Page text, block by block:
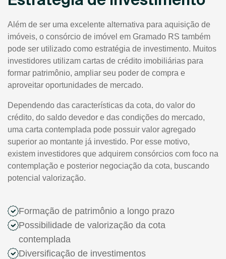
Além de ser uma excelente alternativa para aquisição de
imóveis, o consórcio de imóvel em Gramado RS também
pode ser utilizado como estratégia de investimento. Muitos
investidores utilizam cartas de crédito imobiliárias para
formar patrimônio, ampliar seu poder de compra e
aproveitar oportunidades de mercado.
Dependendo das características da cota, do valor do
crédito, do saldo devedor e das condições do mercado,
uma carta contemplada pode possuir valor agregado
superior ao montante já investido. Por esse motivo,
existem investidores que adquirem consórcios com foco na
contemplação e posterior negociação da cota, buscando
potencial valorização.
Formação de patrimônio a longo prazo
Possibilidade de valorização da cota
contemplada
Diversificação de investimentos